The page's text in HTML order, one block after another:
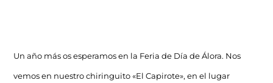
Un año más os esperamos en la Feria de Día de Álora. Nos
vemos en nuestro chiringuito «El Capirote», en el lugar